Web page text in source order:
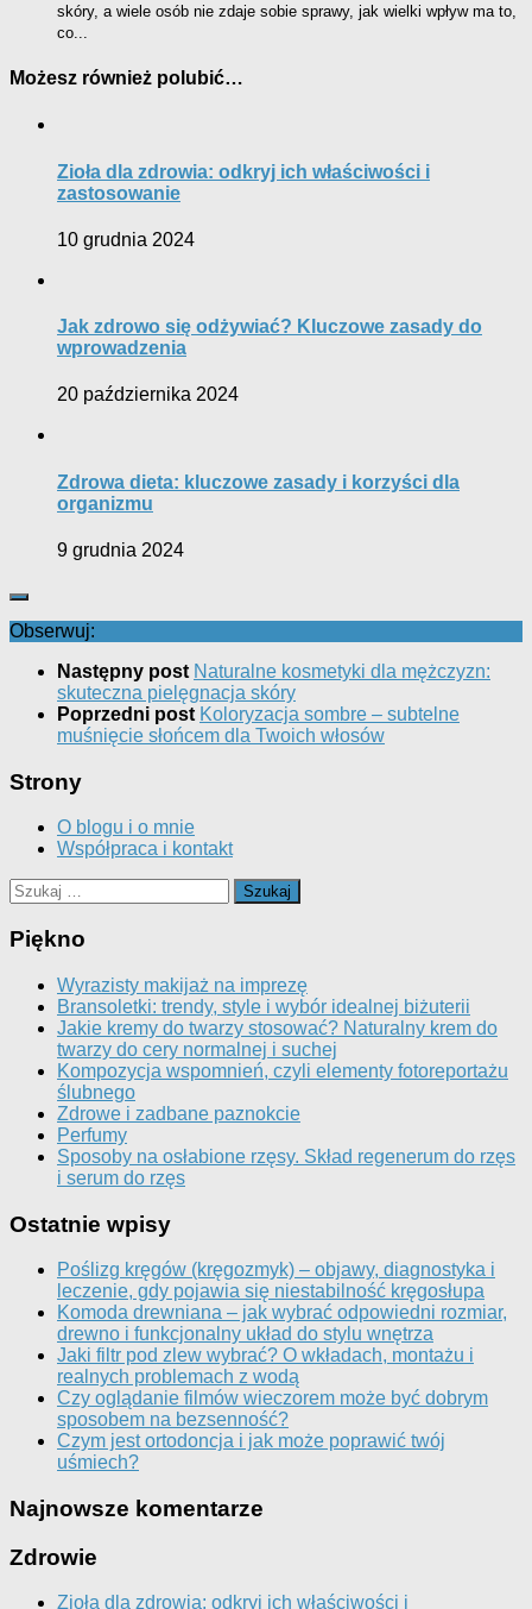
skóry, a wiele osób nie zdaje sobie sprawy, jak wielki wpływ ma to,
co...
Możesz również polubić…
Zioła dla zdrowia: odkryj ich właściwości i
zastosowanie
10 grudnia 2024
Jak zdrowo się odżywiać? Kluczowe zasady do
wprowadzenia
20 października 2024
Zdrowa dieta: kluczowe zasady i korzyści dla
organizmu
9 grudnia 2024
Obserwuj:
Następny post Naturalne kosmetyki dla mężczyzn:
skuteczna pielęgnacja skóry
Poprzedni post Koloryzacja sombre – subtelne
muśnięcie słońcem dla Twoich włosów
Strony
O blogu i o mnie
Współpraca i kontakt
Szukaj:
Piękno
Wyrazisty makijaż na imprezę
Bransoletki: trendy, style i wybór idealnej biżuterii
Jakie kremy do twarzy stosować? Naturalny krem do
twarzy do cery normalnej i suchej
Kompozycja wspomnień, czyli elementy fotoreportażu
ślubnego
Zdrowe i zadbane paznokcie
Perfumy
Sposoby na osłabione rzęsy. Skład regenerum do rzęs
i serum do rzęs
Ostatnie wpisy
Poślizg kręgów (kręgozmyk) – objawy, diagnostyka i
leczenie, gdy pojawia się niestabilność kręgosłupa
Komoda drewniana – jak wybrać odpowiedni rozmiar,
drewno i funkcjonalny układ do stylu wnętrza
Jaki filtr pod zlew wybrać? O wkładach, montażu i
realnych problemach z wodą
Czy oglądanie filmów wieczorem może być dobrym
sposobem na bezsenność?
Czym jest ortodoncja i jak może poprawić twój
uśmiech?
Najnowsze komentarze
Zdrowie
Zioła dla zdrowia: odkryj ich właściwości i